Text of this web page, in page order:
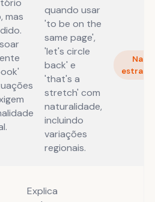
mas
quando usar
'to be on the
same page',
'let's circle
back' e
'that's a
stretch' com
naturalidade,
incluindo
variações
regionais.
Explica